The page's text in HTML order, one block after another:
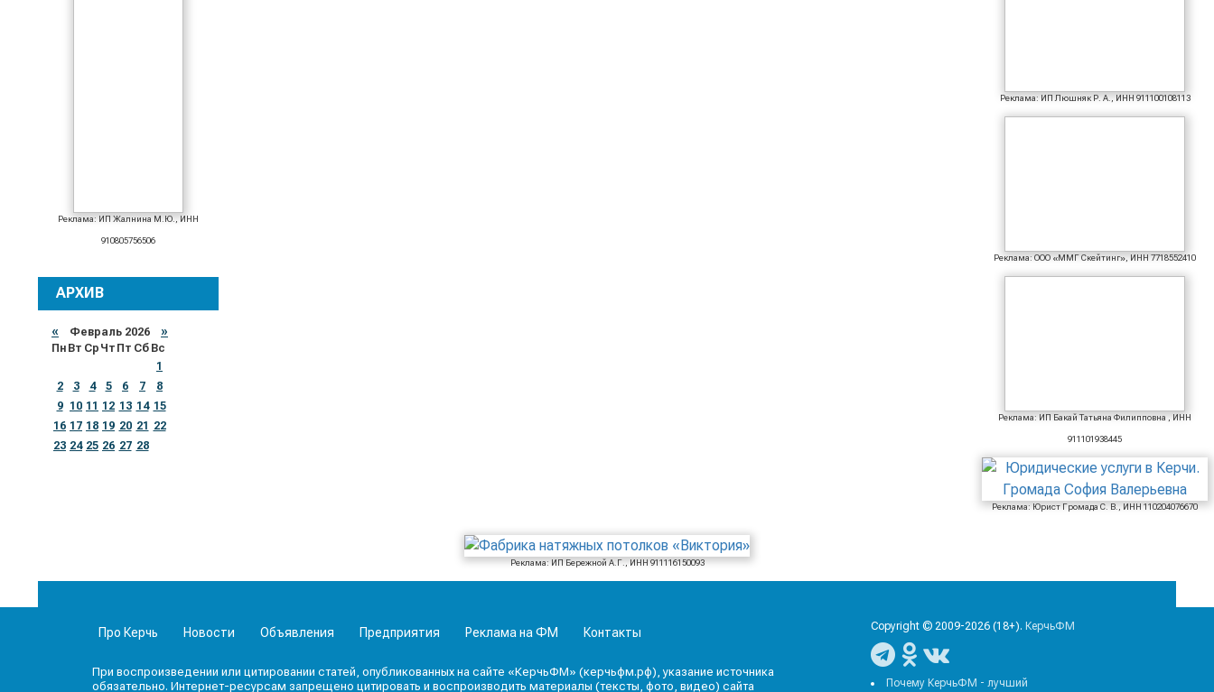
Реклама: ИП Жалнина М.Ю., ИНН
910805756506
АРХИВ
« Февраль 2026 »
Пн Вт Ср Чт Пт Сб Вс
1
2
3 4 5 6 7
8
9
10 11 12 13 14 15
16 17 18 19 20 21
22
23 24 25 26 27 28
Реклама: ИП Люшняк Р. А., ИНН 911100108113
Реклама: ООО «ММГ Скейтинг», ИНН 7718552410
Реклама: ИП Бакай Татьяна Филипповна , ИНН
911101938445
Реклама: Юрист Громада С. В., ИНН 110204076670
Реклама: ИП Бережной А.Г., ИНН 911116150093
Про Керчь Новости Объявления Предприятия Реклама на ФМ Контакты
При воспроизведении или цитировании статей, опубликованных на сайте «КерчьФМ» (керчьфм.рф), указание источника
обязательно. Интернет-ресурсам запрещено цитировать и воспроизводить материалы (тексты, фото, видео) сайта
Copyright © 2009-2026 (18+). КерчьФМ
Почему КерчьФМ - лучший